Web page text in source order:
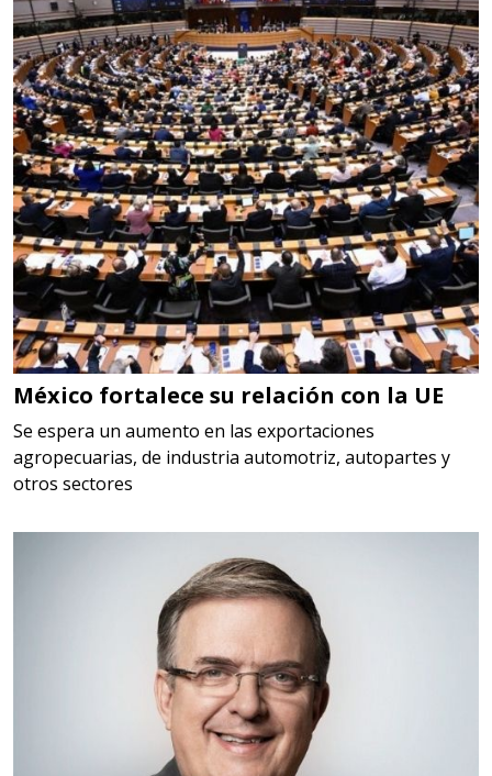
Especificaciones:
cualquiera
Aplicar al Requerimiento
Empresa en Querétaro
Requiere:
HERRAMIENTAS DE CORTE
Especificaciones:
HSS, CON RECUBRIMIENTO,
CARBURO, RIMAS, ENDMILLS,
BROCAS, LIMAS, ETC
Aplicar al Requerimiento
Empresa en Querétaro
Requiere:
HERRAMIENTAS DE TORQUE
Especificaciones:
TORQUE CONTROLADO,
MECANICOS, ELECTRONICOS,
DIGITALES, MULTIPLICADORES,
PARA PUNTAS,
México fortalece su relación con la UE
Se espera un aumento en las exportaciones
agropecuarias, de industria automotriz, autopartes y
otros sectores